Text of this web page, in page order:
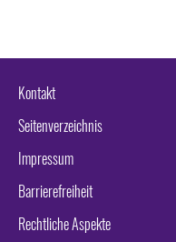
Kontakt
Seitenverzeichnis
Impressum
Barrierefreiheit
Rechtliche Aspekte